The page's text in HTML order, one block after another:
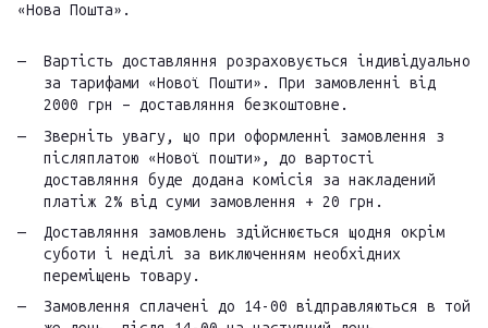
«Нова Пошта».
Вартість доставляння розраховується індивідуально
за тарифами «Нової Пошти». При замовленні від
2000 грн – доставляння безкоштовне.
Зверніть увагу, що при оформленні замовлення з
післяплатою «Нової пошти», до вартості
доставляння буде додана комісія за накладений
платіж 2% від суми замовлення + 20 грн.
Доставляння замовлень здійснюється щодня окрім
суботи і неділі за виключенням необхідних
переміщень товару.
Замовлення сплачені до 14-00 відправляються в той